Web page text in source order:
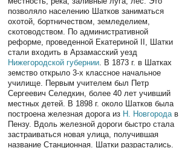
позволяло населению Шатков заниматься
охотой, бортничеством, земледелием,
скотоводством. По административной
реформе, проведенной Екатериной II, Шатки
стали входить в Арзамасский уезд
Нижегородской губернии . В 1873 г. в Шатках
земство открыло 3-х классное начальное
училище. Первым учителем был Петр
Сергеевич Селедкин, более 40 лет учивший
местных детей. В 1898 г. около Шатков была
построена железная дорога из Н. Новгорода в
Пензу. Вдоль железной дороги быстро стала
застраиваться новая улица, получившая
название Станционная. Шатки разрастались.